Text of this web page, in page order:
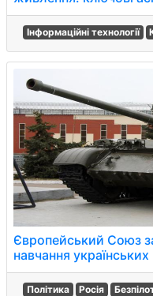
Інформаційні технології
Європейський Союз
навчання
Політика Росія